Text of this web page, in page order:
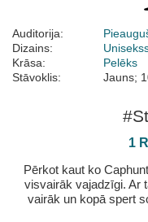
Auditorija:
Dizains:
Krāsa:
Pelēks
Stāvoklis:
Jauns;
1
Pērkot kaut ko
visvairāk vajadzīgi. Ar
vairāk un kopā spert